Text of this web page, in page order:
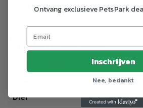
gestikt
Specificaties
2629
Dier
Ontvang exclusieve PetsPark
Inschrijven
Nee, bedankt